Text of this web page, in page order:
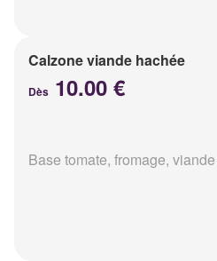
Calzone viande hachée
Dès 10.00 €
Base tomate, fromage,